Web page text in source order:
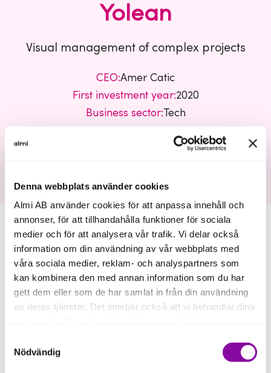
Denna webbplats använder cookies
Almi AB använder cookies för att anpassa innehåll och
annonser, för att tillhandahålla funktioner för sociala
medier och för att analysera vår trafik. Vi delar också
information om din användning av vår webbplats med
våra sociala medier, reklam- och analyspartners som
kan kombinera den med annan information som du har
gett dem eller som de har samlat in från din användning
av deras tjänster. Det innebär också att vi behandlar dina
Om du klickar på avvisa kommer användning av kakor
eller delning av information enligt ovan, inte att ske,
Nödvändig
Yolean
Visual management of complex projects
CEO:Amer Catic
First investment year:2020
Business sector:Tech
Yolean offers a visual collaboration platform to
track of the process and milestones to successfully